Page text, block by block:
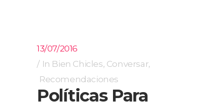
13/07/2016
In Bien Chicles, Conversar,
Recomendaciones
Políticas Para